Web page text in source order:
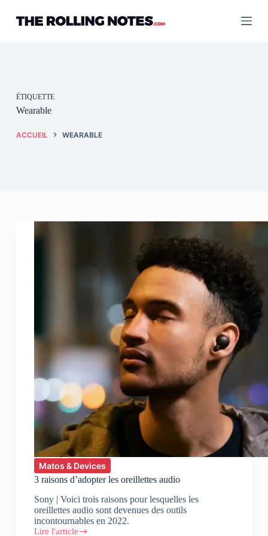
contenu
ÉTIQUETTE
Wearable
ACCUEIL WEARABLE
Matos & Devices
3 raisons d’adopter les oreillettes audio
Sony | Voici trois raisons pour lesquelles les
oreillettes audio sont devenues des outils
incontournables en 2022.
Lire l'article